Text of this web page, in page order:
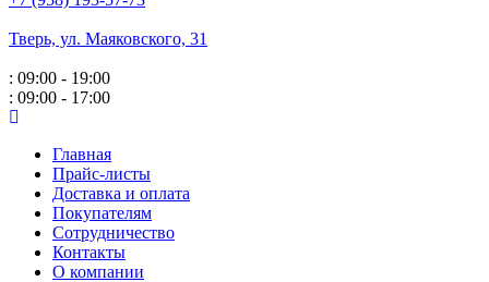
Тверь, ул. Маяковского, 31
: 09:00 - 19:00
: 09:00 - 17:00
Главная
Прайс-листы
Доставка и оплата
Покупателям
Сотрудничество
Контакты
О компании